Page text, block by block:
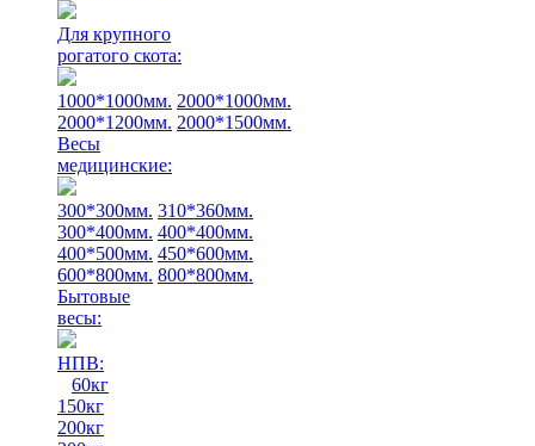
Для крупного
рогатого скота:
1000*1000мм. 2000*1000мм.
2000*1200мм. 2000*1500мм.
Весы
медицинские:
300*300мм. 310*360мм.
300*400мм. 400*400мм.
400*500мм. 450*600мм.
600*800мм. 800*800мм.
Бытовые
весы:
НПВ:
60кг
150кг
200кг